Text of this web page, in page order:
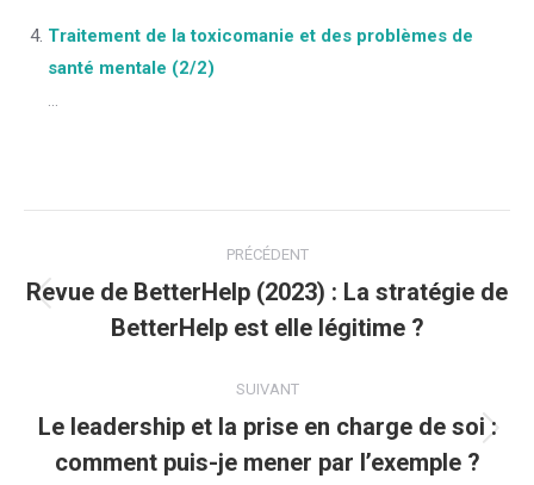
Traitement de la toxicomanie et des problèmes de
santé mentale (2/2)
...
article
PRÉCÉDENT
Article
précédent
Revue de BetterHelp (2023) : La stratégie de
BetterHelp est elle légitime ?
SUIVANT
Article
suivant
Le leadership et la prise en charge de soi :
comment puis-je mener par l’exemple ?